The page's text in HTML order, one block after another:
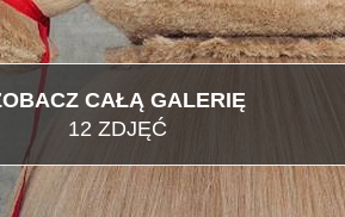
CAŁĄ GALERIĘ
12 ZDJĘĆ